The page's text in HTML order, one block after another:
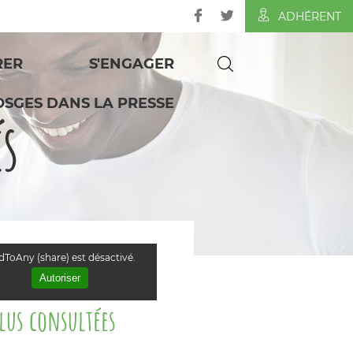
ADHÉRENT
S'ENGAGER
DANS LA PRESSE
(share) est désactivé.
Autoriser
consultées